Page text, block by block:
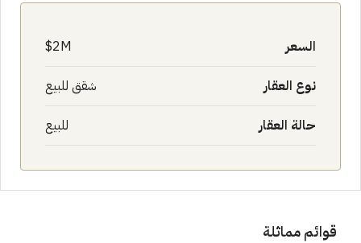
السعر 2M$
نوع العقار شقق للبيع
حالة العقار للبيع
قوائم مماثلة